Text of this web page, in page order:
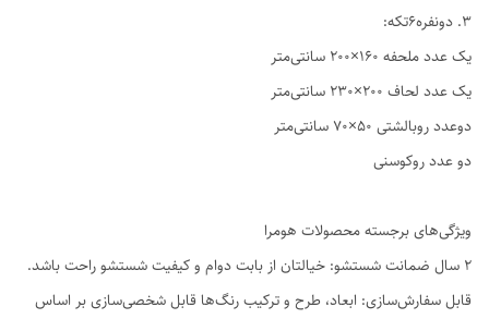
3. دو‌نفره6تکه:
یک عدد ملحفه ۱۶۰×۲۰۰ سانتی‌متر
یک عدد لحاف ۲۰۰×۲۳۰ سانتی‌متر
دوعدد روبالشتی ۵۰×۷۰ سانتی‌متر
دو عدد روکوسنی
ویژگی‌های برجسته محصولات هومرا
۲ سال ضمانت شستشو: خیالتان از بابت دوام و کیفیت شستشو راحت باشد.
قابل سفارش‌سازی: ابعاد، طرح و ترکیب رنگ‌ها قابل شخصی‌سازی بر اساس